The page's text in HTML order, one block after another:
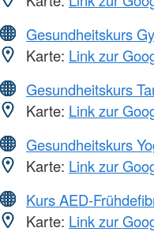
Gesundheitskurs
Karte: Link zur
Gesundheitskurs
Karte: Link zur
Gesundheitskurs
Karte: Link zur
Kurs AED-
Karte: Link zur